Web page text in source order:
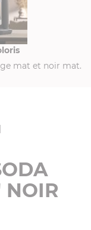
mat et noir mat.
NOIR